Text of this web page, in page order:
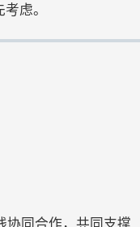
虑。
协同合作，共同支撑